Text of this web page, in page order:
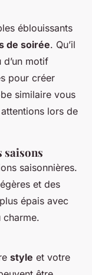
éblouissants
de soirée. Qu’il
d’un motif
pour créer
similaire vous
lors de
saisons
saisonnières.
et des
épais avec
style et votre